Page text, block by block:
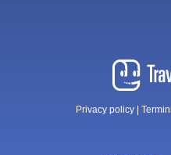
Privacy policy|